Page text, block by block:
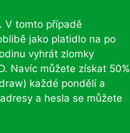
V tomto případě
jako platidlo na po
vyhrát zlomky
Navíc můžete získat 50%
každé pondělí a
a hesla se můžete